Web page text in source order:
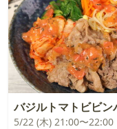
バジルトマトビビン
5/22 (木) 21:00〜22:00